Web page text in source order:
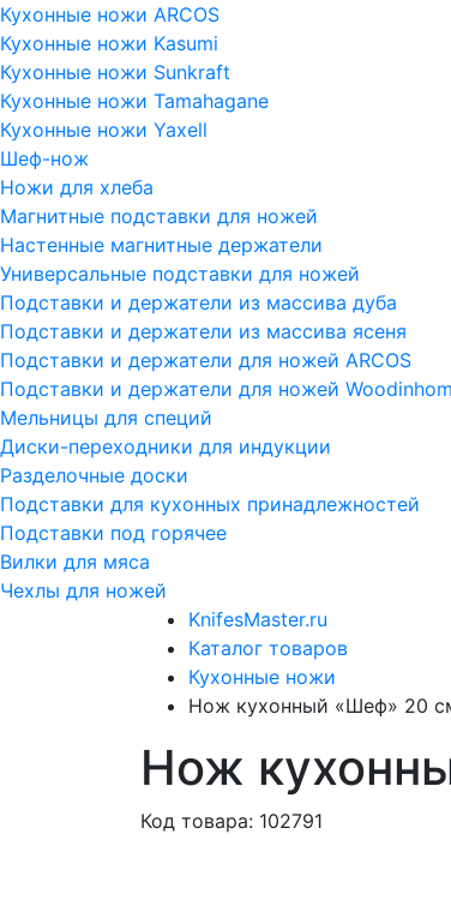
Кухонные ножи ARCOS
Кухонные ножи Kasumi
Кухонные ножи Sunkraft
Кухонные ножи Tamahagane
Кухонные ножи Yaxell
Шеф-нож
Ножи для хлеба
Магнитные подставки для ножей
Настенные магнитные держатели
Универсальные подставки для ножей
Подставки и держатели из массива дуба
Подставки и держатели из массива ясеня
Подставки и держатели для ножей ARCOS
Подставки и держатели для ножей
Мельницы для специй
Диски-переходники для индукции
Разделочные доски
Подставки для кухонных принадлежностей
Подставки под горячее
Вилки для мяса
Чехлы для ножей
KnifesMaster.ru
Каталог товаров
Кухонные ножи
Нож кухонный «Шеф» 20
Нож
Код товара: 102791